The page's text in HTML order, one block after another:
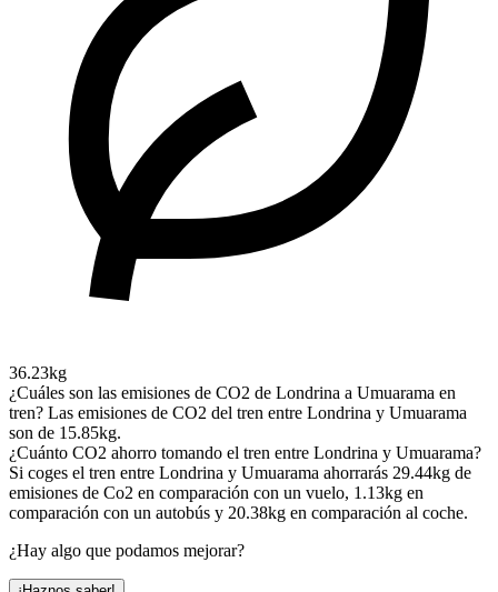
36.23kg
¿Cuáles son las emisiones de CO2 de Londrina a Umuarama en
tren? Las emisiones de CO2 del tren entre Londrina y Umuarama
son de 15.85kg.
¿Cuánto CO2 ahorro tomando el tren entre Londrina y Umuarama?
Si coges el tren entre Londrina y Umuarama ahorrarás 29.44kg de
emisiones de Co2 en comparación con un vuelo, 1.13kg en
comparación con un autobús y 20.38kg en comparación al coche.
¿Hay algo que podamos mejorar?